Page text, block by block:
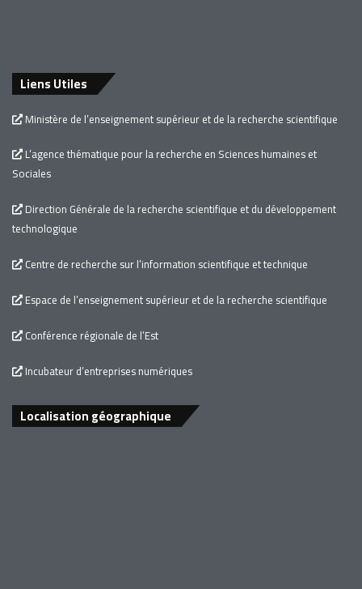
Liens Utiles
Ministère de l’enseignement supérieur et de la recherche scientifique
L’agence thématique pour la recherche en Sciences humaines et
Sociales
Direction Générale de la recherche scientifique et du développement
technologique
Centre de recherche sur l’information scientifique et technique
Espace de l’enseignement supérieur et de la recherche scientifique
Conférence régionale de l’Est
Incubateur d’entreprises numériques
Localisation géographique